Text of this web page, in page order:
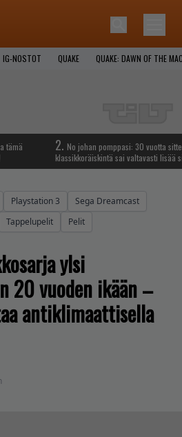
IG-NOSTOT QUAKE QUAKE: DAWN OF THE
tämä
2. No johan pomppasi: 30 vuotta
klassikkoräiskintä sai valtavasti lisää
Playstation 3
Sega Dreamcast
Tappelupelit Pelit
ylsi
20 vuoden ikään –
antiklimaattisella